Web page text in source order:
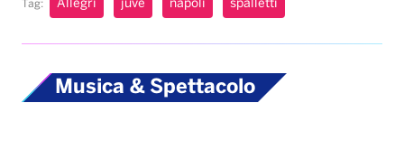
Tag: Allegri juve napoli spalletti
Musica & Spettacolo